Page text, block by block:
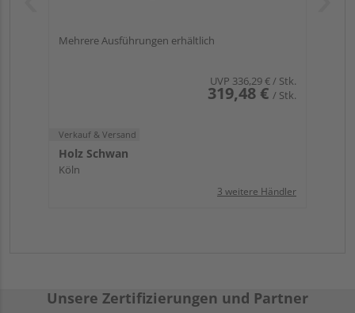
Mehrere Ausführungen erhältlich
UVP 336,29 €/ Stk.
319,48 € / Stk.
Verkauf & Versand
Holz Schwan
Köln
3 weitere Händler
Unsere Zertifizierungen und Partner